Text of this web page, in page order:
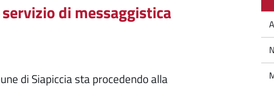
di messaggistica
di Siapiccia sta procedendo alla